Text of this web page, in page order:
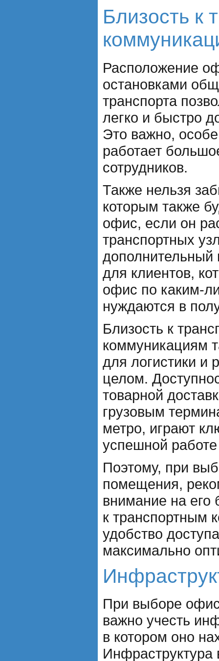
Близость к
Расположение
остановками
транспорта
легко и быстро
Это важно,
работает
сотрудников.
Также нельзя
которым также
офис, если он
транспортных
дополнительный
для клиентов,
офис по каким-
нуждаются в
Близость к
коммуникациям
для логистики и
целом.
товарной
грузовым
метро, играют
успешной
Поэтому, при
помещения,
внимание на его
к транспортным
удобство
максимально
При выборе
важно учесть
в котором оно
Инфраструктура